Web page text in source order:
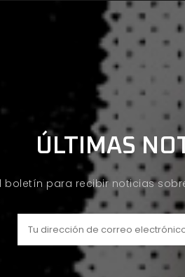
ÚLTIMAS
boletín para recibir noticias